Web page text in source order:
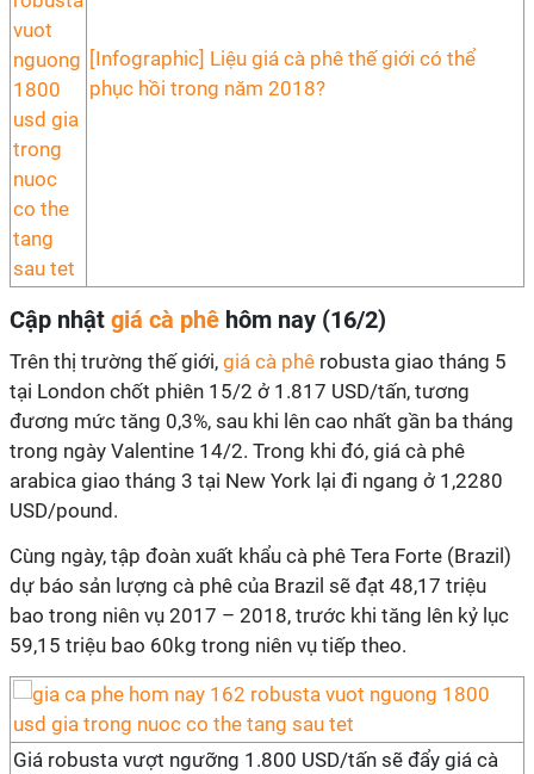
[Infographic] Liệu giá cà phê thế giới có thể
phục hồi trong năm 2018?
Cập nhật giá cà phê hôm nay (16/2)
Trên thị trường thế giới, giá cà phê robusta giao tháng 5
tại London chốt phiên 15/2 ở 1.817 USD/tấn, tương
đương mức tăng 0,3%, sau khi lên cao nhất gần ba tháng
trong ngày Valentine 14/2. Trong khi đó, giá cà phê
arabica giao tháng 3 tại New York lại đi ngang ở 1,2280
USD/pound.
Cùng ngày, tập đoàn xuất khẩu cà phê Tera Forte (Brazil)
dự báo sản lượng cà phê của Brazil sẽ đạt 48,17 triệu
bao trong niên vụ 2017 – 2018, trước khi tăng lên kỷ lục
59,15 triệu bao 60kg trong niên vụ tiếp theo.
Giá robusta vượt ngưỡng 1.800 USD/tấn sẽ đẩy giá cà